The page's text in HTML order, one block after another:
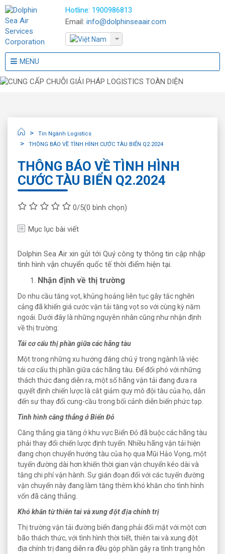
Hotline: 1900986813
Email: info@dolphinseaair.com
MENU
Tin Ngành Logistics
THÔNG BÁO VỀ TÌNH HÌNH CƯỚC TÀU BIỂN Q2.2024
THÔNG BÁO VỀ TÌNH HÌNH
CƯỚC TÀU BIỂN Q2.2024
0/5(0 bình chọn)
Mục lục bài viết
Dolphin Sea Air xin gửi tới Quý công ty thông tin cập nhập
tình hình vận chuyển quốc tế thời điểm hiện tại.
Nhận định về thị trường
Do nhu cầu tăng vọt, khủng hoảng liên tục gây tắc nghẽn
cảng đã khiến giá cước vận tải tăng vọt so với cùng kỳ năm
ngoái. Dưới đây là những nguyên nhân cũng như nhận định
về thị trường:
Tái cơ cấu thị phần giữa các hãng tàu
Một trong những xu hướng đáng chú ý trong ngành là việc
tái cơ cấu thị phần giữa các hãng tàu. Để đối phó với những
thách thức đang diễn ra, một số hãng vận tải đang đưa ra
quyết định chiến lược là cắt giảm quy mô đội tàu của họ, dẫn
đến sự thay đổi cung-cầu trong bối cảnh diễn biến phức tạp.
Tình hình căng thẳng ở Biển Đỏ
Căng thẳng gia tăng ở khu vực Biển Đỏ đã buộc các hãng tàu
phải thay đổi chiến lược định tuyến. Nhiều hãng vận tải hiện
đang chọn chuyển hướng tàu của họ qua Mũi Hảo Vọng, một
tuyến đường dài hơn khiến thời gian vận chuyển kéo dài và
tăng chi phí vận hành. Sự gián đoạn đối với các tuyến đường
vận chuyển này đang làm tăng thêm khó khăn cho tình hình
vốn đã căng thẳng.
Khó khăn từ thiên tai và xung đột địa chính trị
Thị trường vận tải đường biển đang phải đối mặt với một cơn
bão thách thức, với tình hình thời tiết, thiên tai và xung đột
địa chính trị đang diễn ra đều góp phần gây ra tình trạng hỗn